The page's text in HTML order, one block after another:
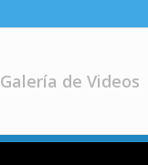
Galería de Videos